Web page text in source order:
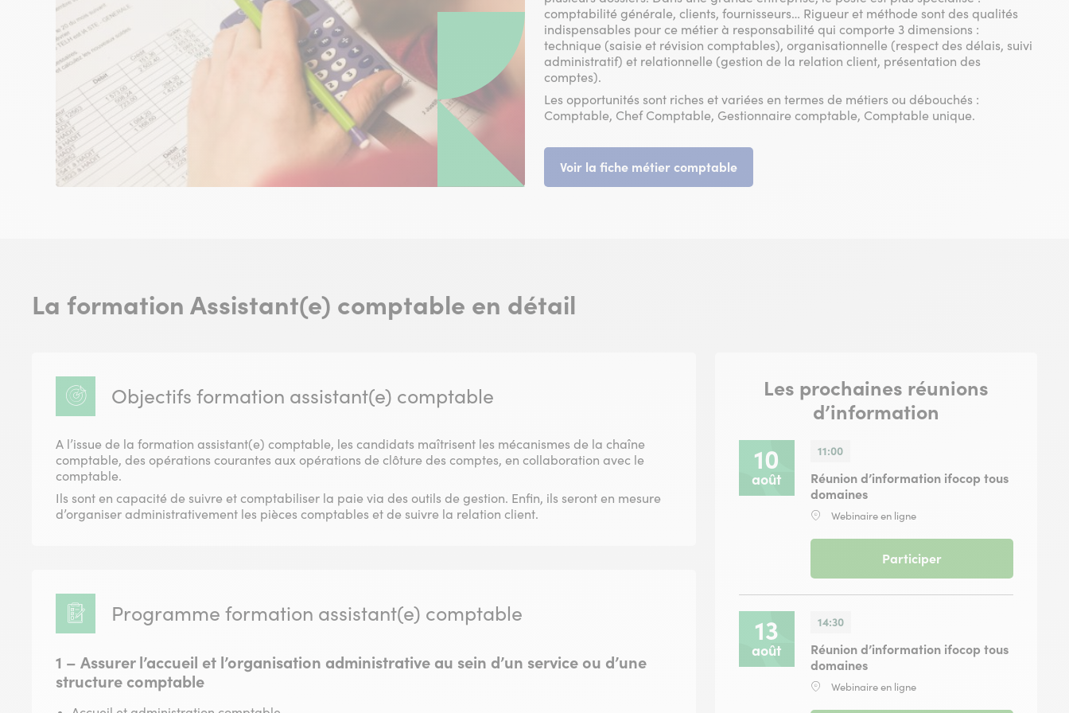
comptabilité générale, clients, fournisseurs… Rigueur et méthode sont des qualités
indispensables pour ce métier à responsabilité qui comporte 3 dimensions :
technique (saisie et révision comptables), organisationnelle (respect des délais, suivi
administratif) et relationnelle (gestion de la relation client, présentation des
comptes).
Les opportunités sont riches et variées en termes de métiers ou débouchés :
Comptable, Chef Comptable, Gestionnaire comptable, Comptable unique.
Voir la fiche métier comptable
La formation Assistant(e) comptable en détail
Objectifs formation assistant(e) comptable
A l’issue de la formation assistant(e) comptable, les candidats maîtrisent les mécanismes de la chaîne
comptable, des opérations courantes aux opérations de clôture des comptes, en collaboration avec le
comptable.
Ils sont en capacité de suivre et comptabiliser la paie via des outils de gestion. Enfin, ils seront en mesure
d’organiser administrativement les pièces comptables et de suivre la relation client.
Programme formation assistant(e) comptable
1 – Assurer l’accueil et l’organisation administrative au sein d’un service ou d’une
structure comptable
Les prochaines réunions
d’information
10
août
11:00
Réunion d’information ifocop tous
domaines
Lieu
Webinaire en ligne
Participer-
du
13
août
14:30
Réunion d’information ifocop tous
domaines
Lieu
Webinaire en ligne